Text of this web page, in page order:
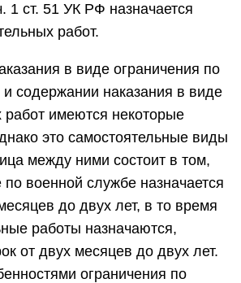
1 ст. 51 УК РФ назначается
работ.
в виде ограничения по
содержании наказания в виде
работ имеются некоторые
это самостоятельные виды
между ними состоит в том,
по военной службе назначается
до двух лет, в то время
работы назначаются,
от двух месяцев до двух лет.
ограничения по